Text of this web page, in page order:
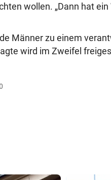
wollen. „Dann hat
Männer zu einem
wird im Zweifel